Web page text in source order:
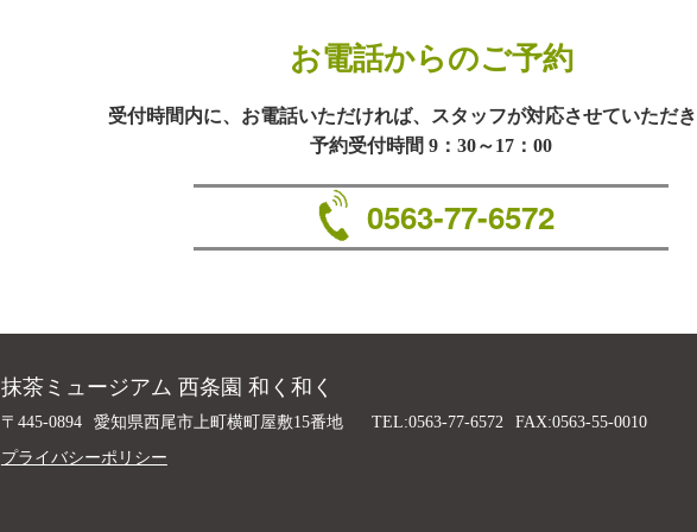
お電話からのご予約
受付時間内に、お電話いただければ、スタッフが対応させていただ
予約受付時間 9：30～17：00
0563-77-6572
抹茶ミュージアム 西条園 和く和く
〒445-0894 愛知県西尾市上町横町屋敷15番地 TEL:0563-77-6572
FAX:0563-55-0010
プライバシーポリシー